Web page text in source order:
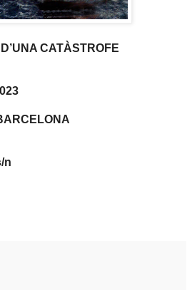
CATÀSTROFE
n